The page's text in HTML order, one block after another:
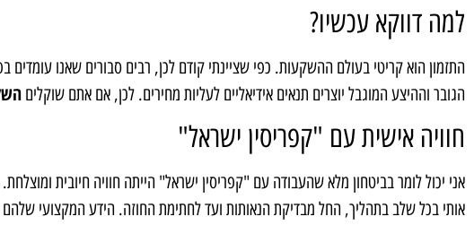
למה דווקא עכשיו?
התזמון הוא קריטי בעולם ההשקעות. כפי שציינתי קודם לכן, רבים סבורים שאנו
הגובר וההיצע המוגבל יוצרים תנאים אידיאליים לעליות מחירים. לכן, אם אתם שוקלים
חוויה אישית עם "קפריסין ישראל"
אני יכול לומר בביטחון מלא שהעבודה עם "קפריסין ישראל" הייתה חוויה חיובית
אותי בכל שלב בתהליך, החל מבדיקת הנאותות ועד לחתימת החוזה. הידע המקצועי